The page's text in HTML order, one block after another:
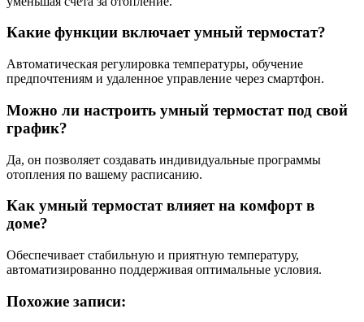
Какие функции включает умный термостат?
Автоматическая регулировка температуры, обучение
предпочтениям и удаленное управление через смартфон.
Можно ли настроить умный термостат под свой
график?
Да, он позволяет создавать индивидуальные программы
отопления по вашему расписанию.
Как умный термостат влияет на комфорт в
доме?
Обеспечивает стабильную и приятную температуру,
автоматизированно поддерживая оптимальные условия.
Похожие записи: